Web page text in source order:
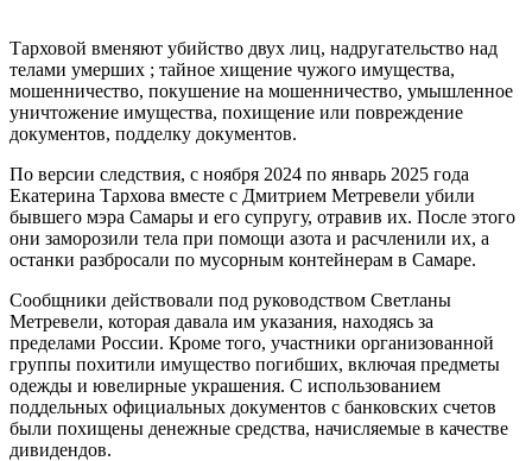
Тарховой вменяют убийство двух лиц, надругательство над
телами умерших ; тайное хищение чужого имущества,
мошенничество, покушение на мошенничество, умышленное
уничтожение имущества, похищение или повреждение
документов, подделку документов.
По версии следствия, с ноября 2024 по январь 2025 года
Екатерина Тархова вместе с Дмитрием Метревели убили
бывшего мэра Самары и его супругу, отравив их. После этого
они заморозили тела при помощи азота и расчленили их, а
останки разбросали по мусорным контейнерам в Самаре.
Сообщники действовали под руководством Светланы
Метревели, которая давала им указания, находясь за
пределами России. Кроме того, участники организованной
группы похитили имущество погибших, включая предметы
одежды и ювелирные украшения. С использованием
поддельных официальных документов с банковских счетов
были похищены денежные средства, начисляемые в качестве
дивидендов.